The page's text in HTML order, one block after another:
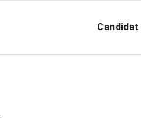
Candidat